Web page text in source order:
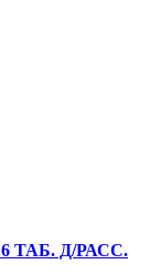
ТАБ. Д/РАСС.